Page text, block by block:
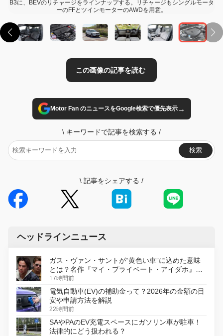
B3に、BEVのリチャージをラインナップする。リチャージもシングルモータ
ーのFFとツインモーターのAWDを用意。
Motor Fan のニュースをGoogle検索で優先表示→
\ キーワードで記事を検索する /
検索
\ 記事をシェアする /
ヘッドラインニュース
ガス・ヴァン・サントが“黄色い車”に込めた意味
とは？名作『マイ・プライベート・アイダホ』が
初のデジタルリマスター版で復活
17時間前
電気自動車(EV)の補助金って？2026年の金額の目
安や申請方法を解説
22時間前
SAやPAのEV充電スペースにガソリン車が駐車！
法律的にどう扱われる？